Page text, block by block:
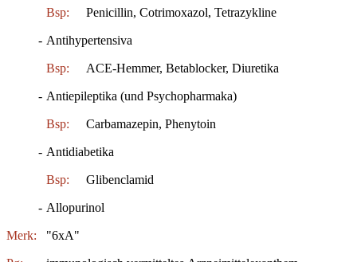
Bsp: Penicillin, Cotrimoxazol, Tetrazykline
- Antihypertensiva
Bsp: ACE-Hemmer, Betablocker, Diuretika
- Antiepileptika (und Psychopharmaka)
Bsp: Carbamazepin, Phenytoin
- Antidiabetika
Bsp: Glibenclamid
- Allopurinol
Merk: "6xA"